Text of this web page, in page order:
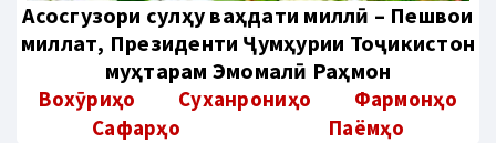
Aсосгузори сулҳу ваҳдати миллӣ – Пешвои
миллат, Президенти Ҷумҳурии Тоҷикистон
муҳтарам Эмомалӣ Раҳмон
Вохӯриҳо Суханрониҳо
Фармонҳо
Сафарҳо
Паёмҳо